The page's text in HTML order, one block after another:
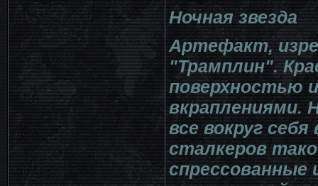
Ночная звезда
Артефакт,
"Трамплин".
поверхностью
вкраплениями.
все вокруг
сталкеров
спрессованные